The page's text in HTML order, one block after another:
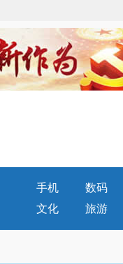
手机 数码
文化
旅游